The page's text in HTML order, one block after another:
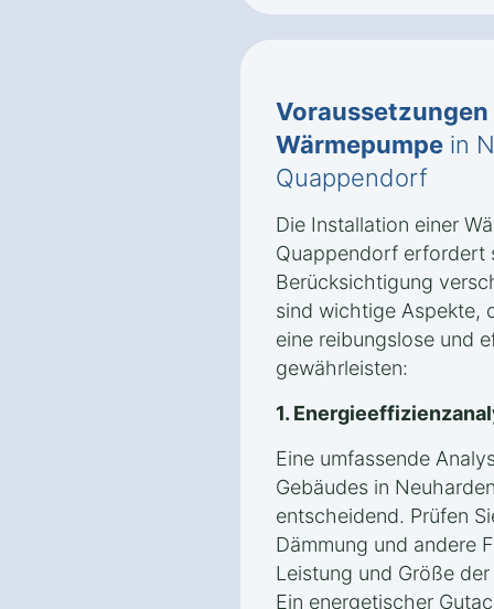
Voraussetzungen
Wärmepumpe in
Quappendorf
Die Installation einer
Quappendorf erfordert
Berücksichtigung
sind wichtige Aspekte,
eine reibungslose und
gewährleisten:
1.
Eine umfassende
Gebäudes in
entscheidend. Prüfen
Dämmung und andere
Leistung und Größe
Ein energetischer